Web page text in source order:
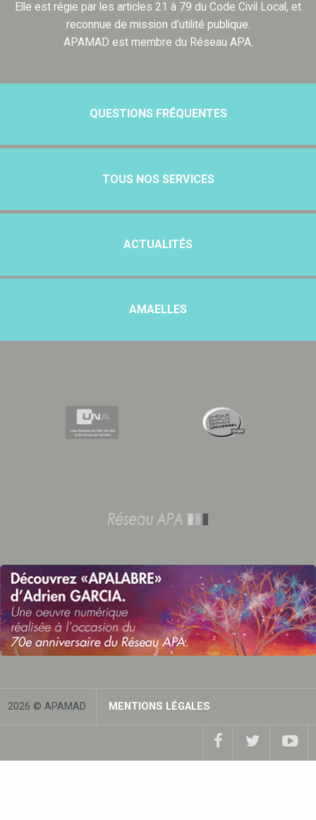
Elle est régie par les articles 21 à 79 du Code Civil Local, et
reconnue de mission d’utilité publique.
APAMAD est membre du Réseau APA.
QUESTIONS FRÉQUENTES
TOUS NOS SERVICES
ACTUALITÉS
AMAELLES
2026 © APAMAD MENTIONS LÉGALES